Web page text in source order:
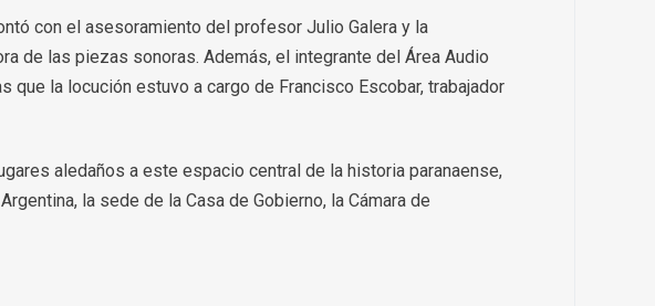
con el asesoramiento del profesor Julio Galera y la
de las piezas sonoras. Además, el integrante del Área Audio
la locución estuvo a cargo de Francisco Escobar, trabajador
aledaños a este espacio central de la historia paranaense,
la sede de la Casa de Gobierno, la Cámara de